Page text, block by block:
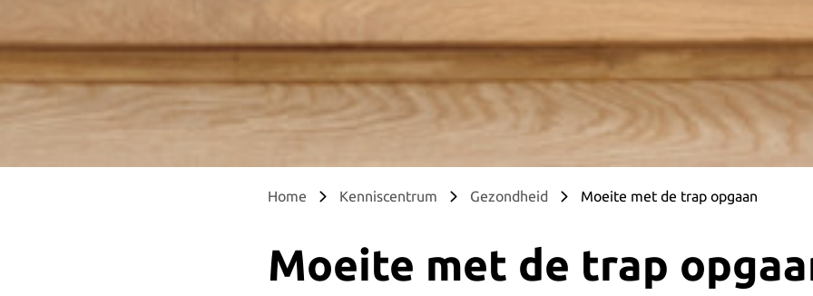
Home Kenniscentrum Gezondheid Moeite met de trap opgaan
Moeite met de trap